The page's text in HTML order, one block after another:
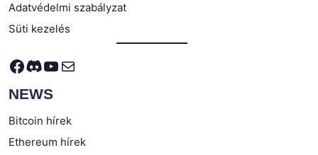
Adatvédelmi szabályzat
Süti kezelés
Facebook
Discord
YouTube
Mail
NEWS
Bitcoin hírek
Ethereum hírek